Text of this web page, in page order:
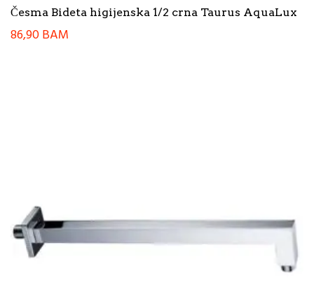
Česma Bideta higijenska 1/2 crna Taurus AquaLux
86,90BAM